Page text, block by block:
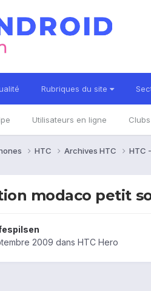
Rubriques du site
Utilisateurs en ligne Clubs
HTC Archives HTC HTC
modaco petit
2009 dans HTC Hero